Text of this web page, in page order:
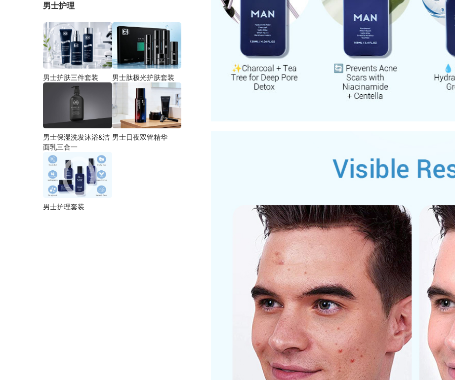
男士护理
男士护肤三件套装 男士肽极光护肤套装
男士保湿洗发沐浴&洁
面乳三合一
男士日夜双管精华
男士护理套装